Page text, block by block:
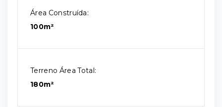
Área Construída:
100m²
Terreno Área Total:
180m²